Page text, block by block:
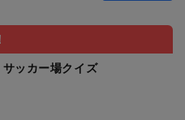
サッカー場クイズ